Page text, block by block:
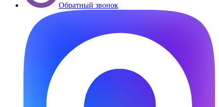
Обратный звонок